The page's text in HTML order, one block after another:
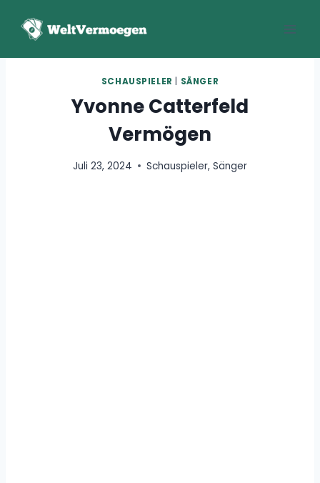
Inhalt
SCHAUSPIELER SÄNGER
Yvonne Catterfeld
Vermögen
Juli 23, 2024 Schauspieler, Sänger